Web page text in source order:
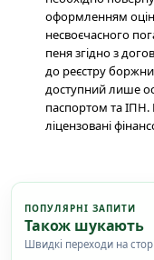
оформленням
несвоєчасного
пеня згідно з
до реєстру
доступний лише
паспортом та
ліцензовані
ПОПУЛЯРНІ ЗАПИТИ
Також шукають
Швидкі переходи на